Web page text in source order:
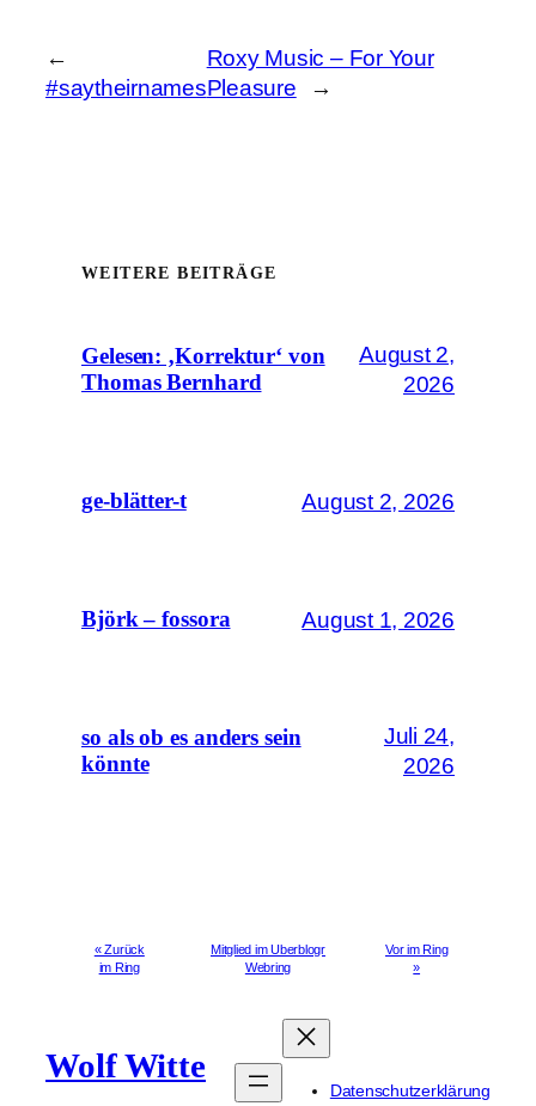
←
#saytheirnames
Roxy Music – For Your
Pleasure
→
WEITERE BEITRÄGE
Gelesen: ‚Korrektur‘ von
Thomas Bernhard
August 2,
2026
ge-blätter-t August 2, 2026
Björk – fossora August 1, 2026
so als ob es anders sein
könnte
Juli 24,
2026
« Zurück
im Ring
Mitglied im Uberblogr
Webring
Vor im Ring
»
Wolf Witte
Datenschutzerklärung